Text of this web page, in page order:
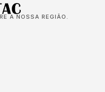
A NOSSA REGIÃO.